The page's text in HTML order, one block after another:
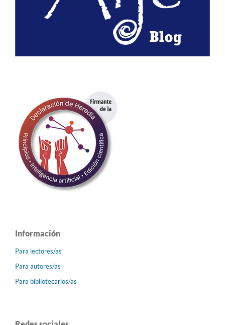
Información
Para lectores/as
Para autores/as
Para bibliotecarios/as